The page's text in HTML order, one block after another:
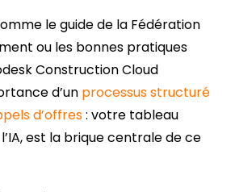
le guide de la Fédération
ou les bonnes pratiques
Construction Cloud
d’un processus structuré
d’offres: votre tableau
est la brique centrale de ce